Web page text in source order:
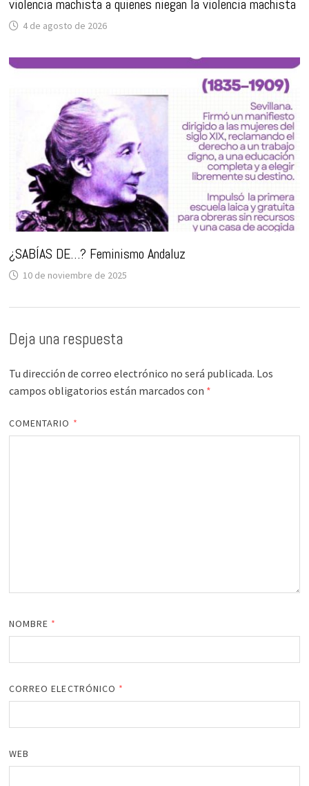
violencia machista a quienes niegan la violencia machista
4 de agosto de 2026
¿SABÍAS DE…? Feminismo Andaluz
10 de noviembre de 2025
Deja una respuesta
Tu dirección de correo electrónico no será publicada. Los
campos obligatorios están marcados con *
COMENTARIO *
NOMBRE *
CORREO ELECTRÓNICO *
WEB